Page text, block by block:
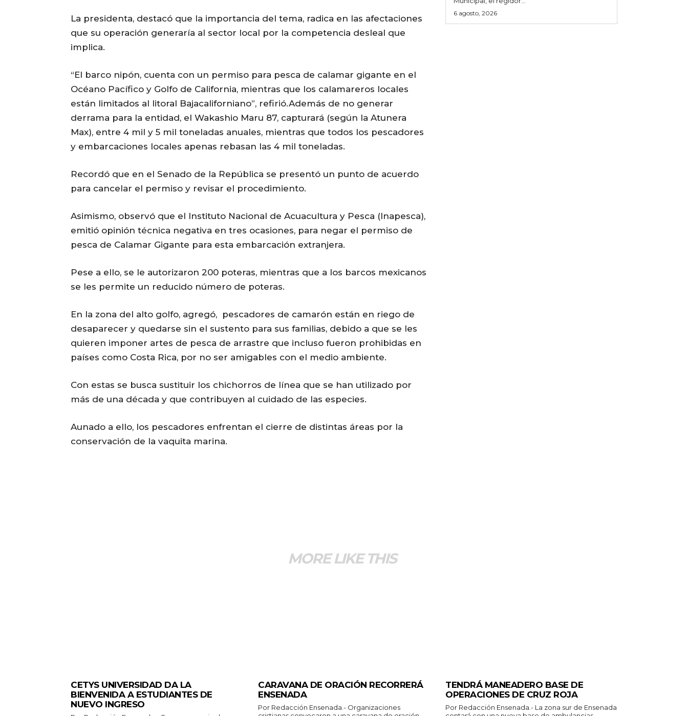
La presidenta, destacó que la importancia del tema, radica en las afectaciones
que su operación generaría al sector local por la competencia desleal que
implica.
“El barco nipón, cuenta con un permiso para pesca de calamar gigante en el
Océano Pacífico y Golfo de California, mientras que los calamareros locales
están limitados al litoral Bajacaliforniano”, refirió.Además de no generar
derrama para la entidad, el Wakashio Maru 87, capturará (según la Atunera
Max), entre 4 mil y 5 mil toneladas anuales, mientras que todos los pescadores
y embarcaciones locales apenas rebasan las 4 mil toneladas.
Recordó que en el Senado de la República se presentó un punto de acuerdo
para cancelar el permiso y revisar el procedimiento.
Asimismo, observó que el Instituto Nacional de Acuacultura y Pesca (Inapesca),
emitió opinión técnica negativa en tres ocasiones, para negar el permiso de
pesca de Calamar Gigante para esta embarcación extranjera.
Pese a ello, se le autorizaron 200 poteras, mientras que a los barcos mexicanos
se les permite un reducido número de poteras.
En la zona del alto golfo, agregó, pescadores de camarón están en riego de
desaparecer y quedarse sin el sustento para sus familias, debido a que se les
quieren imponer artes de pesca de arrastre que incluso fueron prohibidas en
países como Costa Rica, por no ser amigables con el medio ambiente.
Con estas se busca sustituir los chichorros de línea que se han utilizado por
más de una década y que contribuyen al cuidado de las especies.
Aunado a ello, los pescadores enfrentan el cierre de distintas áreas por la
conservación de la vaquita marina.
6 agosto, 2026
MORE LIKE THIS
CETYS UNIVERSIDAD DA LA
BIENVENIDA A ESTUDIANTES DE
NUEVO INGRESO
CARAVANA DE ORACIÓN RECORRERÁ
ENSENADA
Por Redacción Ensenada.- Organizaciones
TENDRÁ MANEADERO BASE DE
OPERACIONES DE CRUZ ROJA
Por Redacción Ensenada.- La zona sur de Ensenada